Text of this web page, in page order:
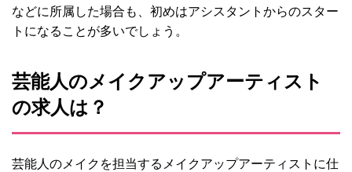
などに所属した場合も、初めはアシスタントからのスター
トになることが多いでしょう。
芸能人のメイクアップアーティスト
の求人は？
芸能人のメイクを担当するメイクアップアーティストに仕